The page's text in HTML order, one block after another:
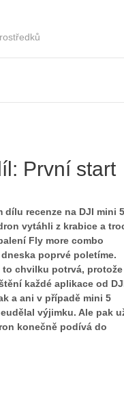
První start
dílu recenze na DJI mini 5
vytáhli z krabice a
Fly more combo
poprvé poletíme.
to chvilku potrvá, protože
každé aplikace od
a ani v případě mini 5
výjimku. Ale pak
konečně podívá do